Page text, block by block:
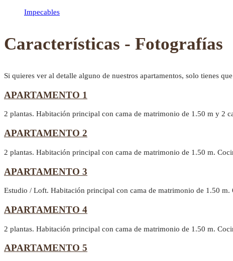
Impecables
Características - Fotografías
Si quieres ver al detalle alguno de nuestros apartamentos, solo tienes
APARTAMENTO 1
2 plantas. Habitación principal con cama de matrimonio de 1.50 m y 2
APARTAMENTO 2
2 plantas. Habitación principal con cama de matrimonio de 1.50 m.
APARTAMENTO 3
Estudio / Loft. Habitación principal con cama de matrimonio de 1.50 m.
APARTAMENTO 4
2 plantas. Habitación principal con cama de matrimonio de 1.50 m.
APARTAMENTO 5